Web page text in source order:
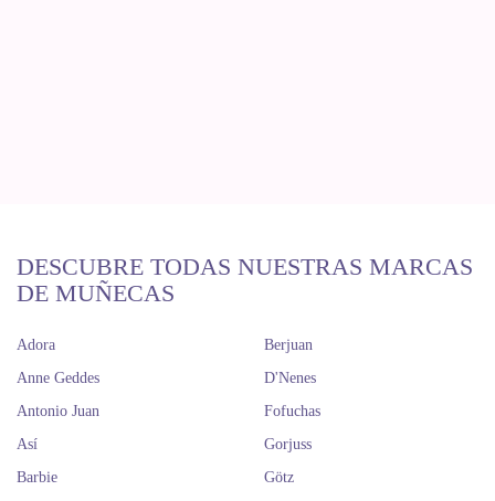
DESCUBRE TODAS NUESTRAS MARCAS
DE MUÑECAS
Adora
Anne Geddes
Antonio Juan
Así
Barbie
Berjuan
D'Nenes
Fofuchas
Gorjuss
Götz